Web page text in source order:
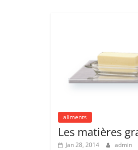
aliments
Les matières
Jan 28, 2014 admin